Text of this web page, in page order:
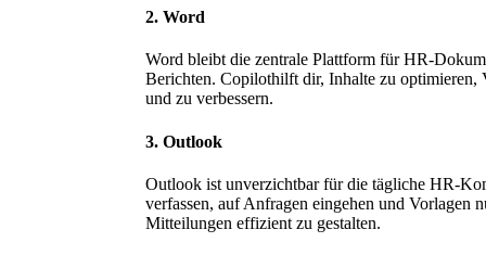
2. Word
Word bleibt die zentrale Plattform für HR-
Berichten. Copilothilft dir, Inhalte zu optimieren,
und zu verbessern.
3. Outlook
Outlook ist unverzichtbar für die tägliche HR-
verfassen, auf Anfragen eingehen und Vorlagen
Mitteilungen effizient zu gestalten.